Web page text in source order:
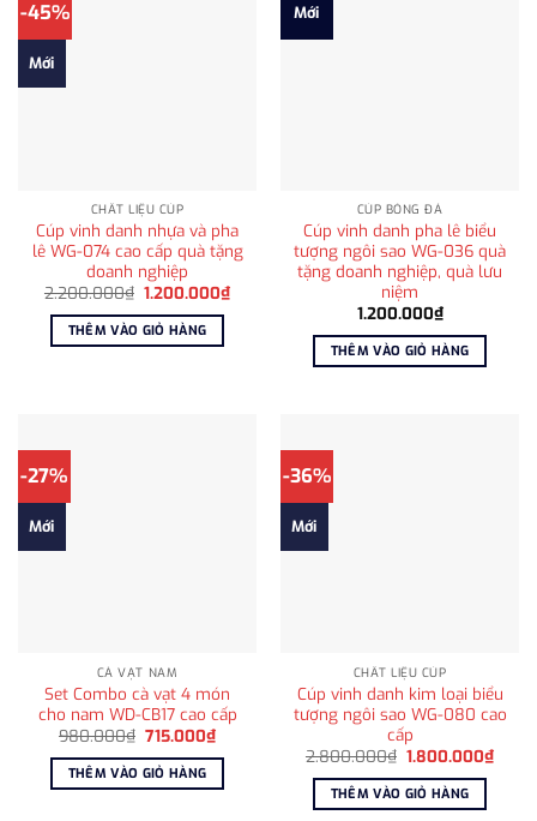
-45%
Mới
CHẤT LIỆU CÚP
Cúp vinh danh nhựa và pha
lê WG-074 cao cấp quà tặng
doanh nghiệp
2.200.000₫ Giá
là:
2.200.000₫.
1.200.000₫Giá
hiện
THÊM VÀO GIỎ HÀNG
Mới
CÚP BÓNG ĐÁ
Cúp vinh danh pha lê biểu
tượng ngôi sao WG-036 quà
tặng doanh nghiệp, quà lưu
niệm
1.200.000₫
THÊM VÀO GIỎ HÀNG
-27%
Mới
CÀ VẠT NAM
Set Combo cà vạt 4 món
cho nam WD-CB17 cao cấp
980.000₫ Giá
là:
980.000₫.
715.000₫Giá
hiện
tại
715.000₫.
THÊM VÀO GIỎ HÀNG
-36%
Mới
CHẤT LIỆU CÚP
Cúp vinh danh kim loại biểu
tượng ngôi sao WG-080 cao
cấp
2.800.000₫ Giá
là:
2.800.000₫.
1.800.000₫Giá
hiện
THÊM VÀO GIỎ HÀNG